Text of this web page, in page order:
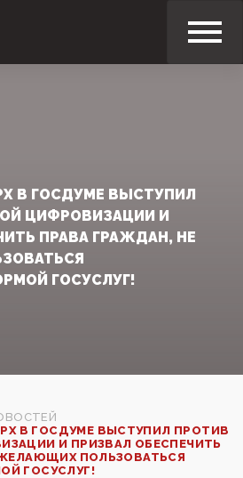
В ГОСДУМЕ ВЫСТУПИЛ
ЦИФРОВИЗАЦИИ И
ПРАВА ГРАЖДАН, НЕ
ГОСУСЛУГ!
В ГОСДУМЕ ВЫСТУПИЛ ПРОТИВ
И ПРИЗВАЛ ОБЕСПЕЧИТЬ
ПОЛЬЗОВАТЬСЯ
ГОСУСЛУГ!